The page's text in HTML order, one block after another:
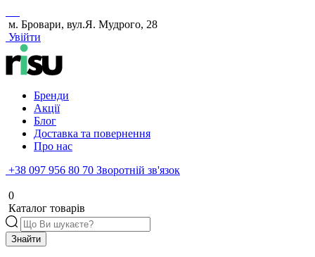
м. Бровари, вул.Я. Мудрого, 28
Увійти
Бренди
Акції
Блог
Доставка та повернення
Про нас
+38 097 956 80 70 Зворотній зв'язок
0
Каталог товарів
Знайти